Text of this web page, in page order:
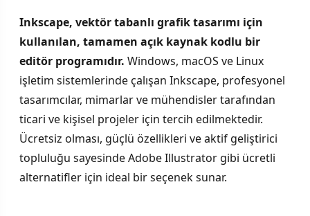
Inkscape, vektör tabanlı grafik tasarımı için
kullanılan, tamamen açık kaynak kodlu bir
editör programıdır. Windows, macOS ve Linux
işletim sistemlerinde çalışan Inkscape, profesyonel
tasarımcılar, mimarlar ve mühendisler tarafından
ticari ve kişisel projeler için tercih edilmektedir.
Ücretsiz olması, güçlü özellikleri ve aktif geliştirici
topluluğu sayesinde Adobe Illustrator gibi ücretli
alternatifler için ideal bir seçenek sunar.